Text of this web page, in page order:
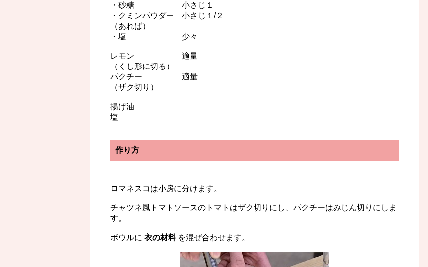
・砂糖 小さじ１
・クミンパウダー 小さじ１/２
（あれば）
・塩 少々
レモン 適量
（くし形に切る）
パクチー 適量
（ザク切り）
揚げ油
塩
作り方
ロマネスコは小房に分けます。
チャツネ風トマトソースのトマトはザク切りにし、パクチーはみじん切りにしま
す。
ボウルに 衣の材料 を混ぜ合わせます。